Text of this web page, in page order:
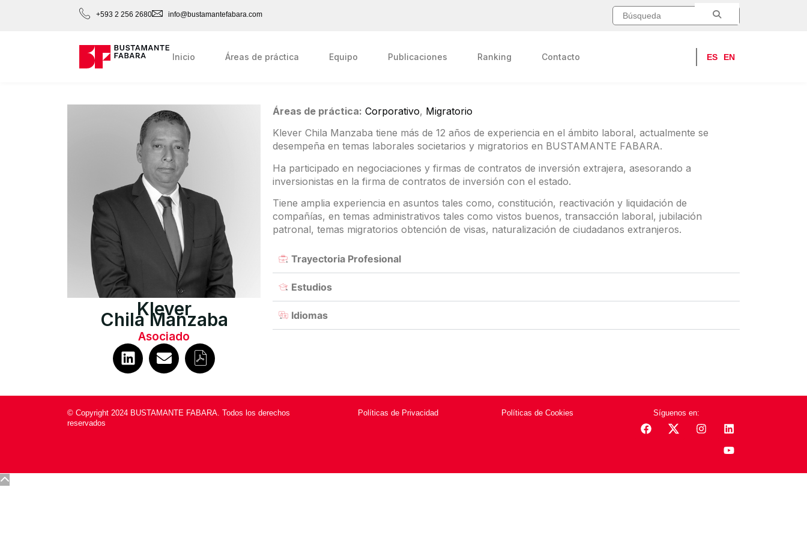
+593 2 256 2680 info@bustamantefabara.com
Inicio Áreas de práctica Equipo Publicaciones Ranking Contacto ES EN
Klever
Chila Manzaba
Asociado
Áreas de práctica: Corporativo, Migratorio
Klever Chila Manzaba tiene más de 12 años de experiencia en el ámbito laboral, actualmente se
desempeña en temas laborales societarios y migratorios en BUSTAMANTE FABARA.
Ha participado en negociaciones y firmas de contratos de inversión extrajera, asesorando a
inversionistas en la firma de contratos de inversión con el estado.
Tiene amplia experiencia en asuntos tales como, constitución, reactivación y liquidación de
compañías, en temas administrativos tales como vistos buenos, transacción laboral, jubilación
patronal, temas migratorios obtención de visas, naturalización de ciudadanos extranjeros.
Trayectoria Profesional
Estudios
Idiomas
© Copyright 2024 BUSTAMANTE FABARA. Todos los derechos
reservados
Políticas de Privacidad Políticas de Cookies Síguenos en: